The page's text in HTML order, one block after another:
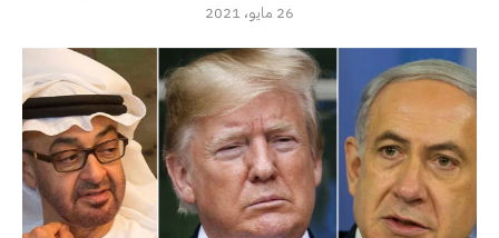
26 مايو، 2021